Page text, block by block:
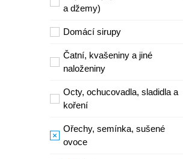
a džemy)
​Domácí sirupy
Čatní, kvašeniny a jiné
naloženiny
Octy, ochucovadla, sladidla a
koření
Ořechy, semínka, sušené
ovoce